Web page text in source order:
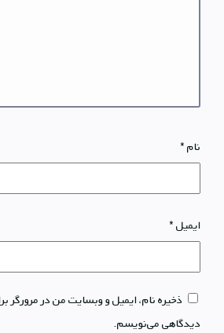
نام*
ایمیل*
ذخیره نام، ایمیل و وبسایت من در مرورگر
دیدگاهی می‌نویسم.